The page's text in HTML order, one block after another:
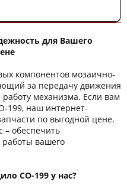
для Вашего
компонентов мозаично-
за передачу движения
механизма. Если вам
199, наш интернет-
по выгодной цене.
– обеспечить
работы вашего
СО-199 у нас?